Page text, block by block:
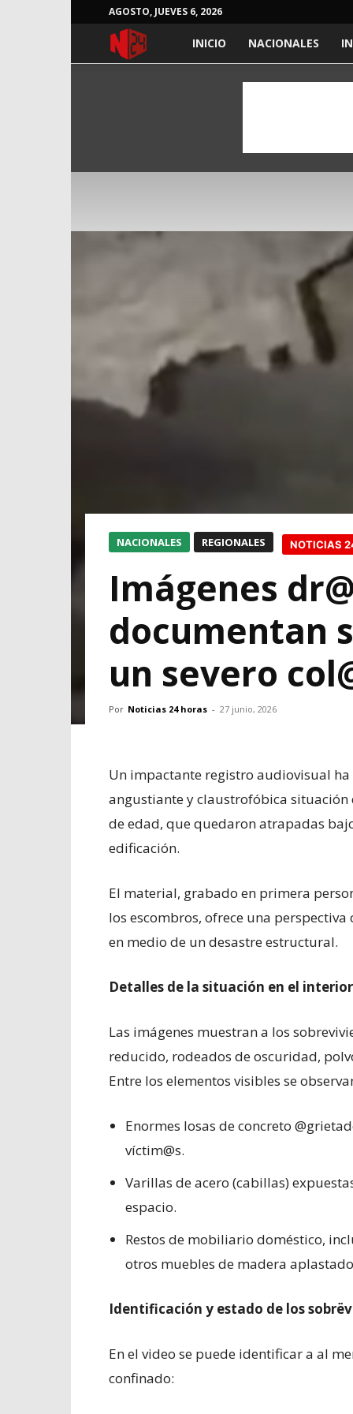
AGOSTO, JUEVES 6, 2026
NOTICIASINICIO NACIONALES
NACIONALES REGIONALES NOTICIAS
Imágenes
documentan
un severo
Por Noticias 24 horas - 27 junio, 2026
Un impactante registro audiovisual
angustiante y claustrofóbica
de edad, que quedaron atrapadas
edificación.
El material, grabado en primera
los escombros, ofrece una
en medio de un desastre estructural.
Detalles de la situación en el
Las imágenes muestran a los
reducido, rodeados de oscuridad,
Entre los elementos visibles se
Enormes losas de concreto
víctim@s.
Varillas de acero (cabillas)
espacio.
Restos de mobiliario doméstico,
otros muebles de madera
Identificación y estado de los
En el video se puede identificar a al
confinado: